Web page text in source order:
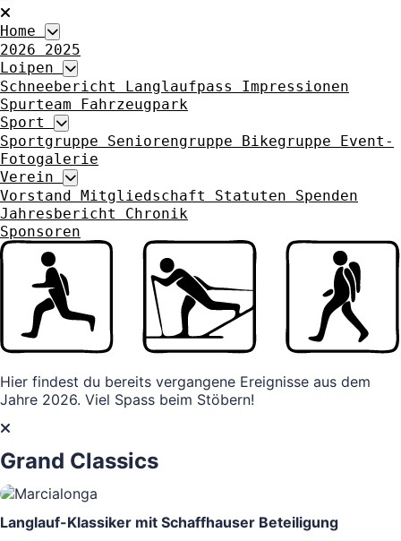
Home
2026 2025
Loipen
Schneebericht Langlaufpass Impressionen
Spurteam Fahrzeugpark
Sport
Sportgruppe Seniorengruppe Bikegruppe Event-
Fotogalerie
Verein
Vorstand Mitgliedschaft Statuten Spenden
Jahresbericht Chronik
Sponsoren
Hier findest du bereits vergangene Ereignisse aus dem
Jahre 2026. Viel Spass beim Stöbern!
Grand Classics
Langlauf-Klassiker mit Schaffhauser Beteiligung